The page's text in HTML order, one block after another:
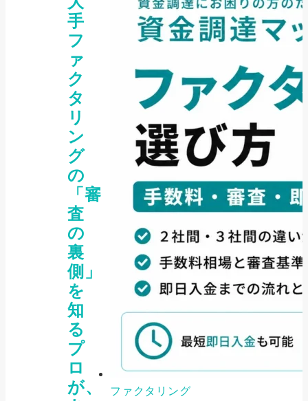
手
フ
ァ
ク
タ
リ
ン
グ
の
「審
査
の
裏
側」
を
知
る
プ
ロ
が、
ファクタリング